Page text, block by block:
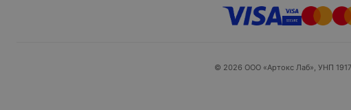
© 2026 ООО «Артокс Лаб», УНП